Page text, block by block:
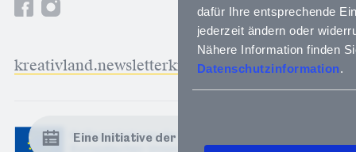
dafür Ihre entsprechende
jederzeit ändern oder
Nähere Information finden
Datenschutzinformation
kreativland.newsletterkreativland.unterstützen
Save the Date: Tag der Tiroler Film- und Musikwirtschaft
Physikerin Francesca Ferlaino (Uni Innsbruck, IQOQI) eröffnet mit einem Vortrag, Schauspieler Rainer Bock und Astrophysiker Harald Lesch:
RUPTUR Podcast & Preisverleihung
Eine Initiative der Lebensraum Tirol Gruppe,
umgesetzt von kreativland.tirol und TIROL 2050
energieautonom.
Entstehungsprozess interdisziplinärer Projekte